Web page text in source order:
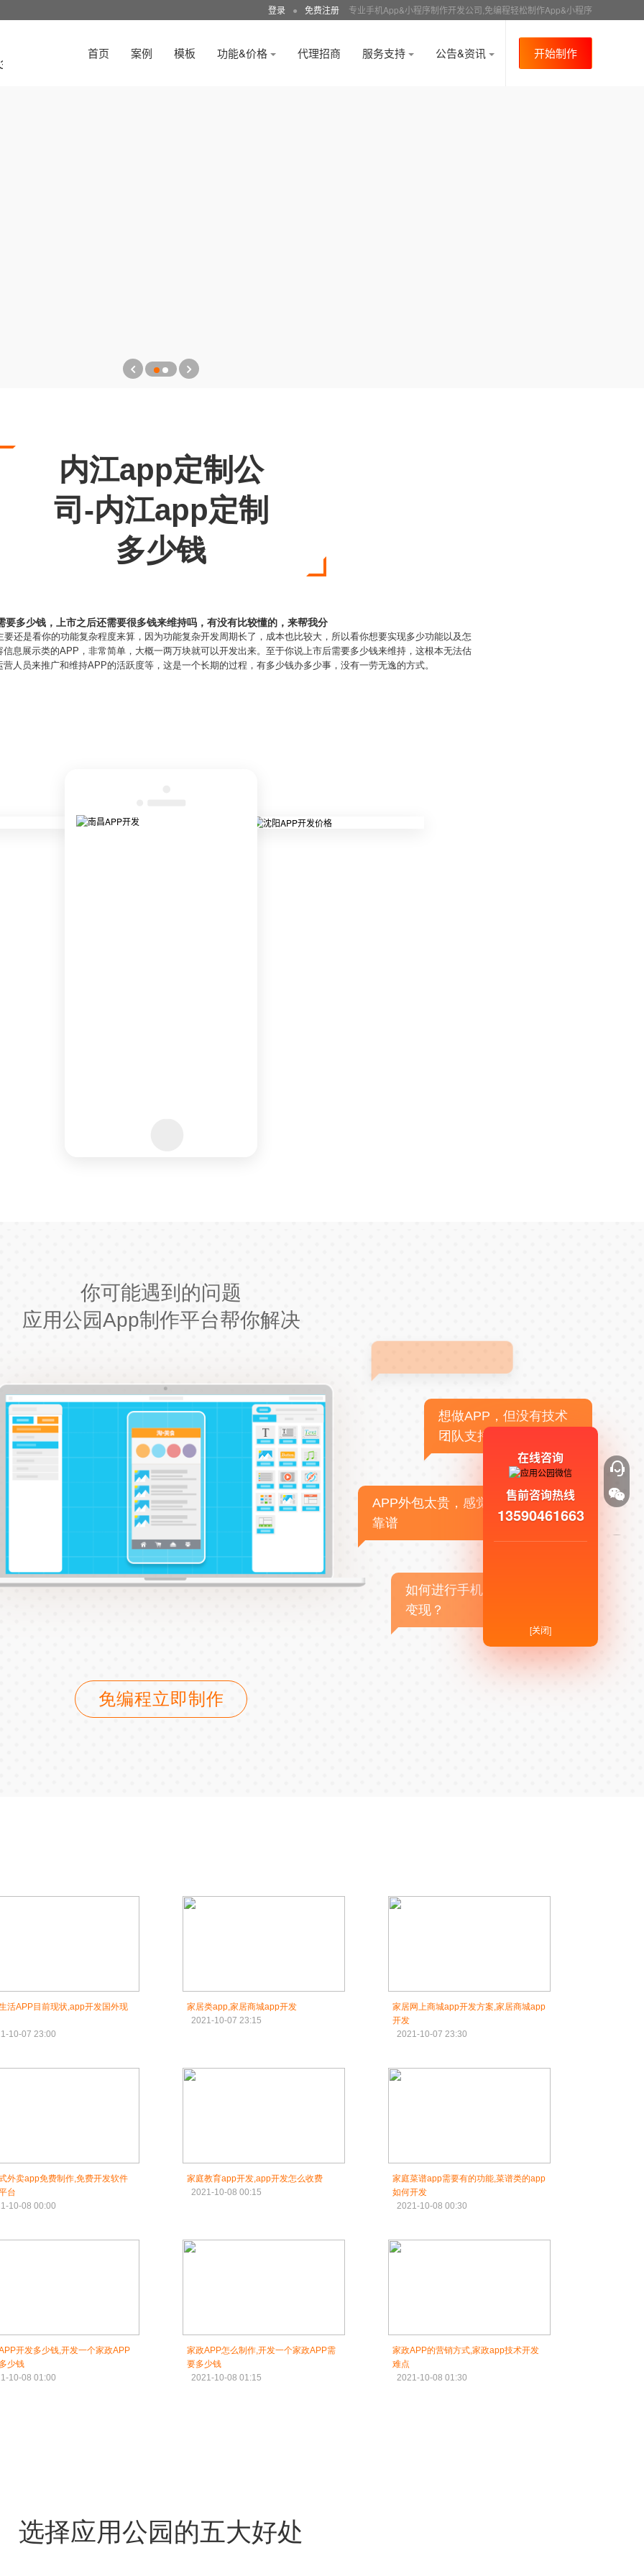
登录 ● 免费注册 专业手机App&小程序制作开发公司,免编程轻松制作App&小程序
首页 案例 模板 功能&价格 代理招商 服务支持 公告&资讯 开始制作
内江app定制公
司-内江app定制
多少钱
要多少钱，上市之后还需要很多钱来维持吗，有没有比较懂的，来帮我分
还是看你的功能复杂程度来算，因为功能复杂开发周期长了，成本也比较大，所以看你想要实现多少功能以及怎
息展示类的APP，非常简单，大概一两万块就可以开发出来。至于你说上市后需要多少钱来维持，这根本无法估
人员来推广和维持APP的活跃度等，这是一个长期的过程，有多少钱办多少事，没有一劳无逸的方式。
你可能遇到的问题
应用公园App制作平台帮你解决
想做APP，但没有技术
团队支持
APP外包太贵，感觉不
靠谱
如何进行手机APP商业
变现？
免编程立即制作
活APP目前现状,app开发国外现
10-07 23:00
家居类app,家居商城app开发
2021-10-07 23:15
家居网上商城app开发方案,家居商城app
开发
2021-10-07 23:30
外卖app免费制作,免费开发软件
台
10-08 00:00
家庭教育app开发,app开发怎么收费
2021-10-08 00:15
家庭菜谱app需要有的功能,菜谱类的app
如何开发
2021-10-08 00:30
开发多少钱,开发一个家政APP
少钱
10-08 01:00
家政APP怎么制作,开发一个家政APP需
要多少钱
2021-10-08 01:15
家政APP的营销方式,家政app技术开发
难点
2021-10-08 01:30
选择应用公园的五大好处
在线咨询
售前咨询热线
13590461663
[关闭]